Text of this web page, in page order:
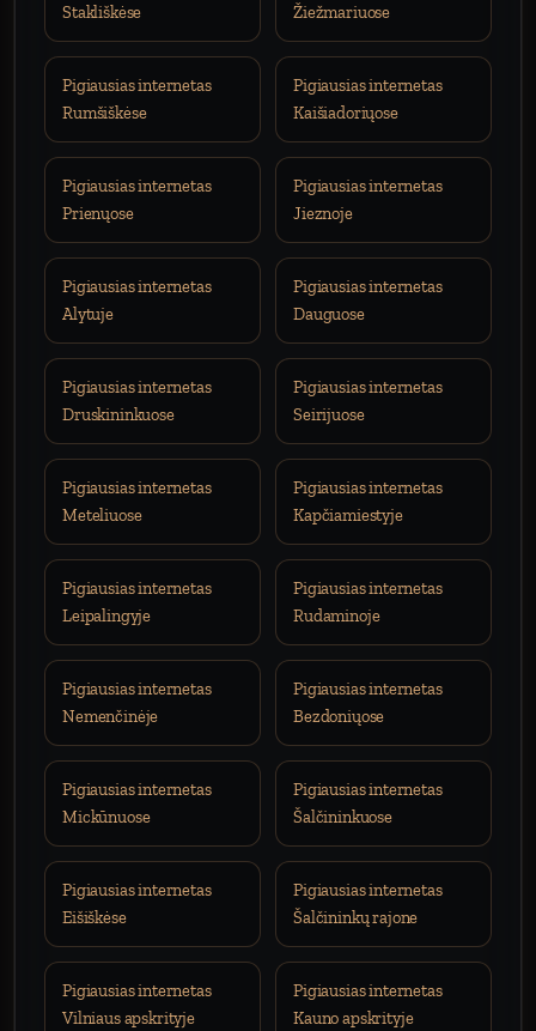
Stakliškėse
Žiežmariuose
Pigiausias internetas
Rumšiškėse
Pigiausias internetas
Kaišiadoriųose
Pigiausias internetas
Prienųose
Pigiausias internetas
Jieznoje
Pigiausias internetas
Alytuje
Pigiausias internetas
Dauguose
Pigiausias internetas
Druskininkuose
Pigiausias internetas
Seirijuose
Pigiausias internetas
Meteliuose
Pigiausias internetas
Kapčiamiestyje
Pigiausias internetas
Leipalingyje
Pigiausias internetas
Rudaminoje
Pigiausias internetas
Nemenčinėje
Pigiausias internetas
Bezdoniųose
Pigiausias internetas
Mickūnuose
Pigiausias internetas
Šalčininkuose
Pigiausias internetas
Eišiškėse
Pigiausias internetas
Šalčininkų rajone
Pigiausias internetas
Vilniaus apskrityje
Pigiausias internetas
Kauno apskrityje